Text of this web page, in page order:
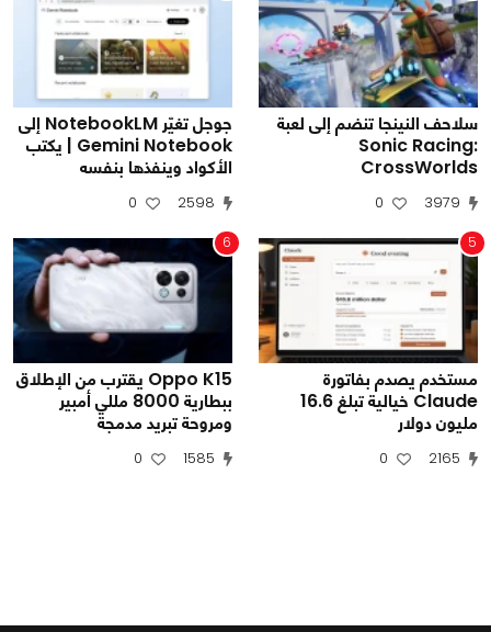
سلاحف النينجا تنضم إلى لعبة
Sonic Racing:
CrossWorlds
3979
0
جوجل تغيّر NotebookLM إلى
Gemini Notebook | يكتب
الأكواد وينفذها بنفسه
2598
0
5
مستخدم يصدم بفاتورة
Claude خيالية تبلغ 16.6
مليون دولار
2165
0
6
Oppo K15 يقترب من الإطلاق
ببطارية 8000 مللي أمبير
ومروحة تبريد مدمجة
1585
0